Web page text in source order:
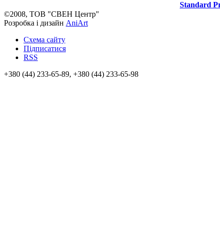
Standard
©2008, ТОВ "СВЕН Центр"
Розробка і дизайн AniArt
Схема сайту
Підписатися
RSS
+380 (44) 233-65-89, +380 (44) 233-65-98